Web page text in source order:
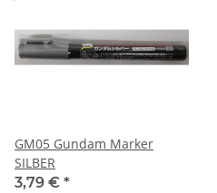
GM05 Gundam Marker
SILBER
3,79 € *